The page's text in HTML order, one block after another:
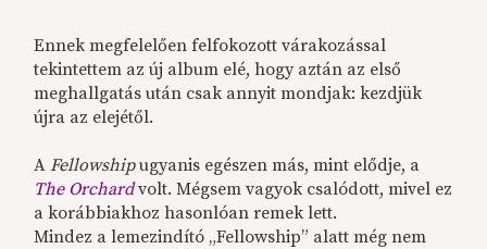
Ennek megfelelően felfokozott várakozással
tekintettem az új album elé, hogy aztán az első
meghallgatás után csak annyit mondjak: kezdjük
újra az elejétől.
AFellowshipugyanis egészen más, mint elődje, a
The Orchardvolt. Mégsem vagyok csalódott, mivel ez
a korábbiakhoz hasonlóan remek lett.
Mindez a lemezindító „Fellowship” alatt még nem